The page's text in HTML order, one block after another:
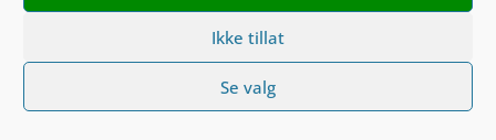
Ikke tillat
Se valg